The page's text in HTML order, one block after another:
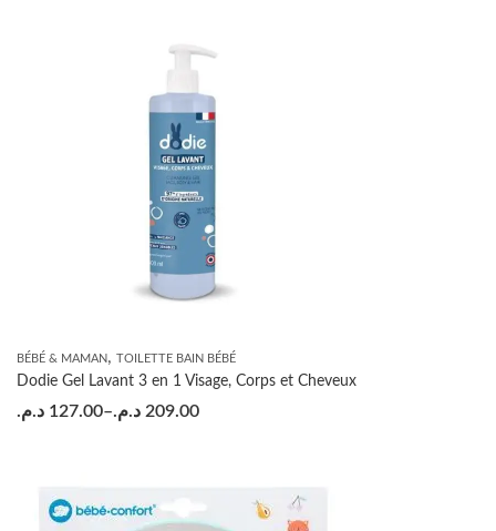
BÉBÉ & MAMAN, TOILETTE BAIN BÉBÉ
Dodie Gel Lavant 3 en 1 Visage, Corps et Cheveux
127.00 د.م. – 209.00 د.م.